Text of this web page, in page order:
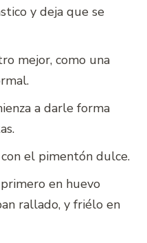
y deja que se
mejor, como una
a darle forma
el pimentón dulce.
en huevo
rallado, y friélo en